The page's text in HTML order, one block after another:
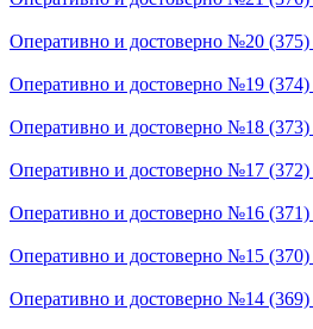
Оперативно и достоверно №20 (375)
Оперативно и достоверно №19 (374)
Оперативно и достоверно №18 (373)
Оперативно и достоверно №17 (372)
Оперативно и достоверно №16 (371)
Оперативно и достоверно №15 (370)
Оперативно и достоверно №14 (369)